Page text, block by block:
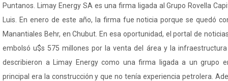
Puntanos. Limay Energy SA es una firma ligada al Grupo Rovella
Luis. En enero de este año, la firma fue noticia porque se quedó
Manantiales Behr, en Chubut. En esa oportunidad, el portal de
embolsó u$s 575 millones por la venta del área y la infraestructura
describieron a Limay Energy como una firma ligada a un grupo
principal era la construcción y que no tenía experiencia petrolera.